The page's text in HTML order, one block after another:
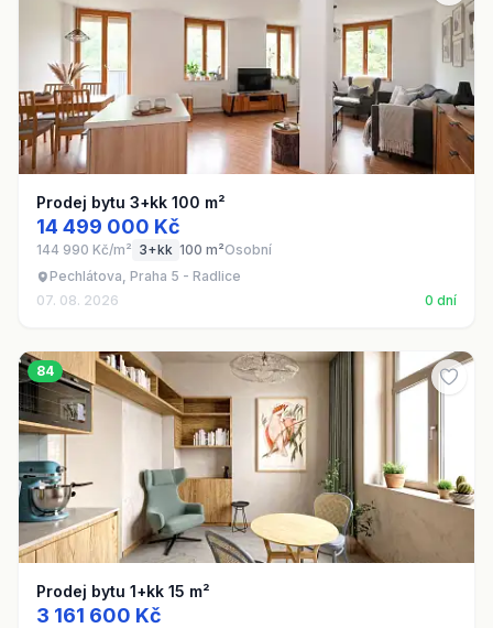
Prodej bytu 3+kk 100 m²
14 499 000 Kč
144 990 Kč/m² 3+kk 100 m²Osobní
Pechlátova, Praha 5 - Radlice
07. 08. 2026
0 dní
84
Prodej bytu 1+kk 15 m²
3 161 600 Kč